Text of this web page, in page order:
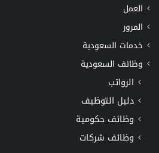
العمل
المرور
خدمات السعودية
وظائف السعودية
الرواتب
دليل التوظيف
وظائف حكومية
وظائف شركات